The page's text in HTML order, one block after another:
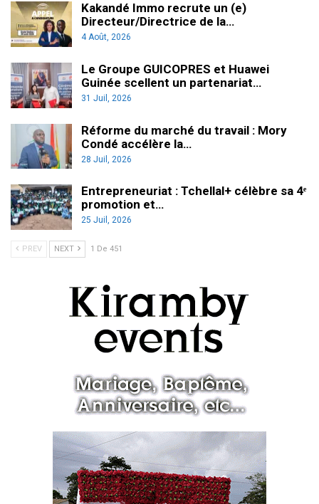
Kakandé Immo recrute un (e)
Directeur/Directrice de la…
4 Août, 2026
Le Groupe GUICOPRES et Huawei
Guinée scellent un partenariat…
31 Juil, 2026
Réforme du marché du travail : Mory
Condé accélère la…
28 Juil, 2026
Entrepreneuriat : Tchellal+ célèbre sa 4ᵉ
promotion et…
25 Juil, 2026
PREV NEXT 1 De 451